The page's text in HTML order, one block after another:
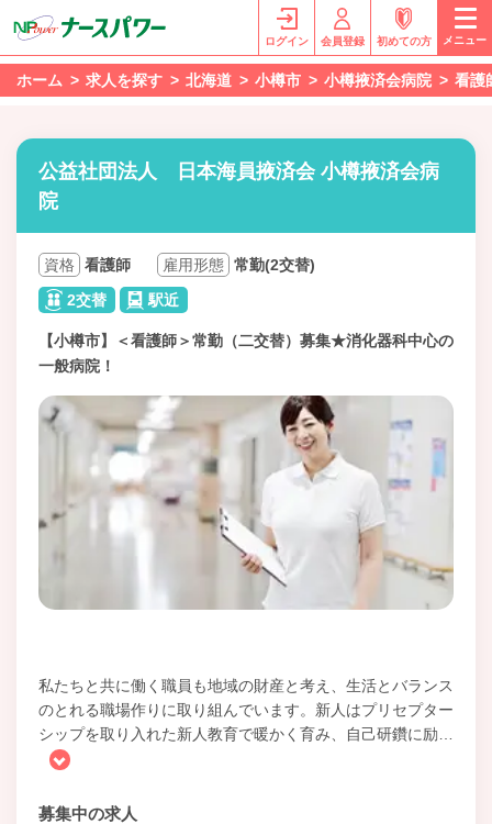
ログイン 会員登録 初めての方 メニュー
ホーム 求人を探す 北海道 小樽市 小樽掖済会病院 看護
公益社団法人 日本海員掖済会 小樽掖済会病
院
資格 看護師 雇用形態 常勤(2交替)
2交替
駅近
【小樽市】＜看護師＞常勤（二交替）募集★消化器科中心の
一般病院！
私たちと共に働く職員も地域の財産と考え、生活とバランス
のとれる職場作りに取り組んでいます。新人はプリセプター
シップを取り入れた新人教育で暖かく育み、自己研鑽に励
募集中の求人